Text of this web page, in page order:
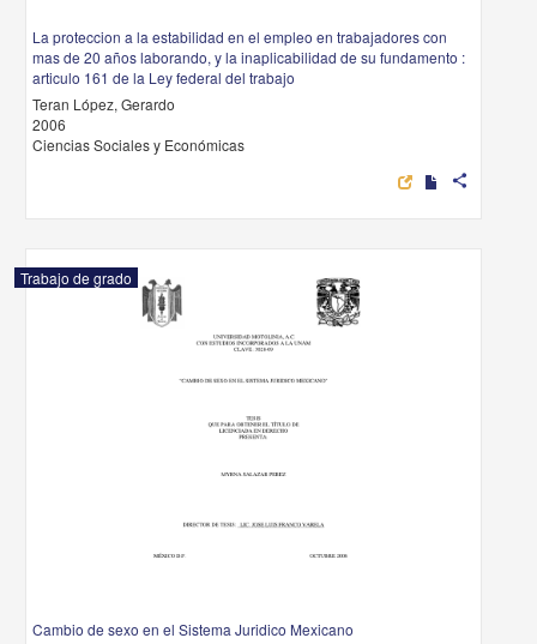
La proteccion a la estabilidad en el empleo en trabajadores con
mas de 20 años laborando, y la inaplicabilidad de su fundamento :
articulo 161 de la Ley federal del trabajo
Teran López, Gerardo
2006
Ciencias Sociales y Económicas
share
Trabajo de grado
Cambio de sexo en el Sistema Juridico Mexicano